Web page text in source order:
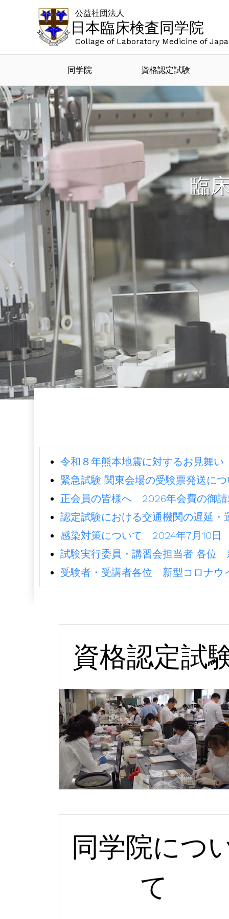
日本臨床検査同学院
公益社団法人
Collage of Laboratory Medicine of
同学院 資格認定試験
臨床
令和８年熊本地震に対するお見舞
緊急試験 関東会場の受験票発送に
正会員の皆様へ 2026年会費の御
認定試験における交通機関の遅延
感染対策について 2024年7月10日
試験実行委員・講習会担当者 各位
受験者・受講者各位 新型コロナウ
資格認定試
同学院につ
て